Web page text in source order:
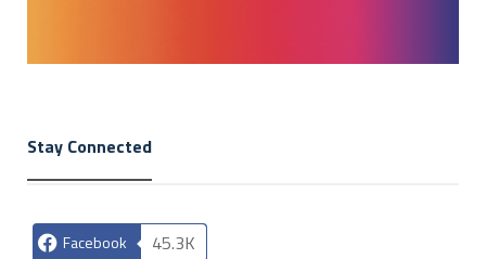
Stay Connected
Facebook 45.3K